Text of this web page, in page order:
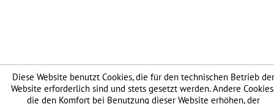
Diese Website benutzt Cookies, die für den technischen Betrieb der
Website erforderlich sind und stets gesetzt werden. Andere
die den Komfort bei Benutzung dieser Website erhöhen, der